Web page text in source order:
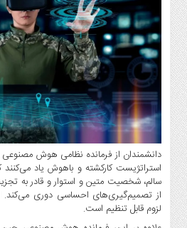
دانشمندان از فرمانده نظامی هوش
استراتژیست کارکشته و باهوش یاد می‌کنند
سالم، شخصیت متین و استوار و قادر به
از تصمیم‌گیری‌های احساسی دوری
لزوم قابل تنظیم است.